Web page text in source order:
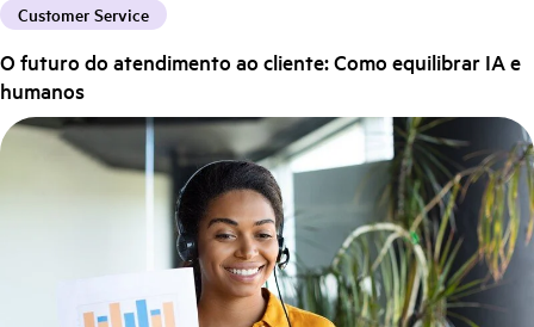
Customer Service
O futuro do atendimento ao cliente: Como equilibrar IA e
humanos